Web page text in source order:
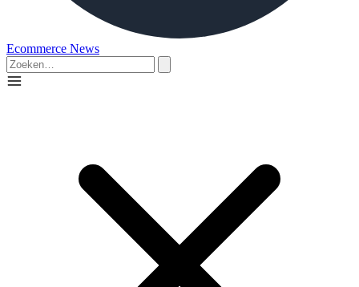
Ecommerce News